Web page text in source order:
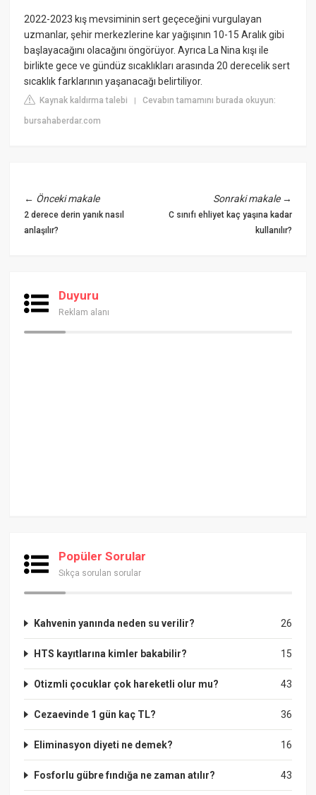
2022-2023 kış mevsiminin sert geçeceğini vurgulayan
uzmanlar, şehir merkezlerine kar yağışının 10-15 Aralık gibi
başlayacağını olacağını öngörüyor. Ayrıca La Nina kışı ile
birlikte gece ve gündüz sıcaklıkları arasında 20 derecelik sert
sıcaklık farklarının yaşanacağı belirtiliyor.
Kaynak kaldırma talebi |Cevabın tamamını burada okuyun:
bursahaberdar.com
← Önceki makale
2 derece derin yanık nasıl
anlaşılır?
Sonraki makale→
C sınıfı ehliyet kaç yaşına kadar
kullanılır?
Duyuru
Reklam alanı
Popüler Sorular
Sıkça sorulan sorular
26
Kahvenin yanında neden su verilir?
15
HTS kayıtlarına kimler bakabilir?
43
Otizmli çocuklar çok hareketli olur mu?
36
Cezaevinde 1 gün kaç TL?
16
Eliminasyon diyeti ne demek?
43
Fosforlu gübre fındığa ne zaman atılır?